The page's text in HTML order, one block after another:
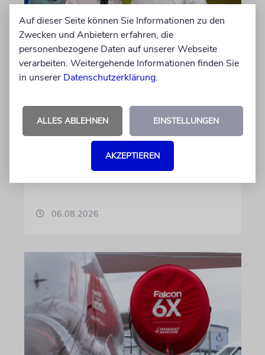
MAGDEBURG
Jüdische Gemeinden in
Hallervorden-Wahlkampf
Der Landesverband der jüdischen
Gemeinschaft schaltet sich mit deutlichen
Worten in die Debatte ein
06.08.2026
Auf dieser Seite können Sie Informationen zu den
Zwecken und Anbietern erfahren, die
personenbezogene Daten auf unserer Webseite
verarbeiten. Weitergehende Informationen finden Sie
in unserer Datenschutzerklärung.
ALLES ABLEHNEN EINSTELLUNGEN
AKZEPTIEREN